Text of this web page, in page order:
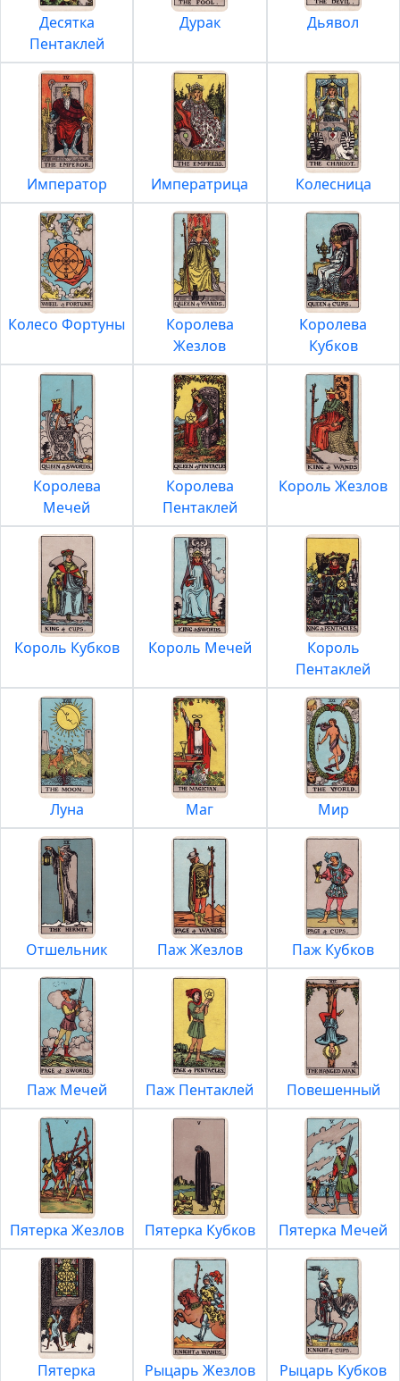
Десятка
Пентаклей
Дурак Дьявол
Император Императрица Колесница
Колесо Фортуны
Королева
Жезлов
Королева
Кубков
Королева
Мечей
Королева
Пентаклей
Король Жезлов
Король Кубков Король Мечей
Король
Пентаклей
Луна Маг Мир
Отшельник Паж Жезлов Паж Кубков
Паж Мечей Паж Пентаклей Повешенный
Пятерка Жезлов Пятерка Кубков Пятерка Мечей
Пятерка
Рыцарь Жезлов Рыцарь Кубков